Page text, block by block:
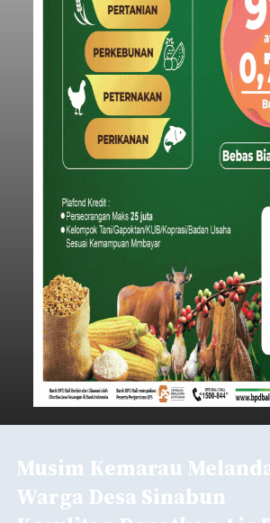
Musim Kemarau
Warga Desa Sinabun